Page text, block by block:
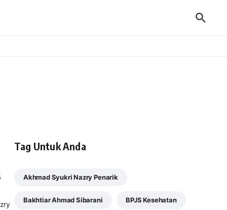
Tag Untuk Anda
Akhmad Syukri Nazry Penarik
Bakhtiar Ahmad Sibarani BPJS Kesehatan